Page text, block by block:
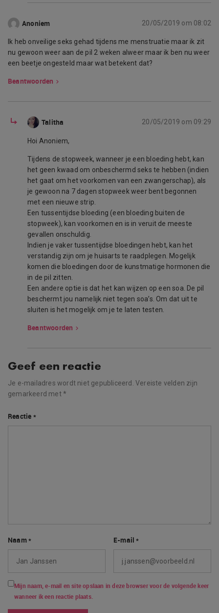
Anoniem 20/05/2019 om 08:02
Ik heb onveilige seks gehad tijdens me menstruatie maar ik zit
nu gewoon weer aan de pil 2 weken alweer maar ik ben nu weer
een beetje ongesteld maar wat betekent dat?
Beantwoorden
Talitha 20/05/2019 om 09:29
Hoi Anoniem,
Tijdens de stopweek, wanneer je een bloeding hebt, kan
het geen kwaad om onbeschermd seks te hebben (indien
het gaat om het voorkomen van een zwangerschap), als
je gewoon na 7 dagen stopweek weer bent begonnen
met een nieuwe strip.
Een tussentijdse bloeding (een bloeding buiten de
stopweek), kan voorkomen en is in veruit de meeste
gevallen onschuldig.
Indien je vaker tussentijdse bloedingen hebt, kan het
verstandig zijn om je huisarts te raadplegen. Mogelijk
komen die bloedingen door de kunstmatige hormonen die
in de pil zitten.
Een andere optie is dat het kan wijzen op een soa. De pil
beschermt jou namelijk niet tegen soa’s. Om dat uit te
sluiten is het mogelijk om je te laten testen.
Beantwoorden
Geef een reactie
Je e-mailadres wordt niet gepubliceerd. Vereiste velden zijn
gemarkeerd met*
Reactie *
Naam* E-mail*
Mijn naam, e-mail en site opslaan in deze browser voor de volgende keer
wanneer ik een reactie plaats.